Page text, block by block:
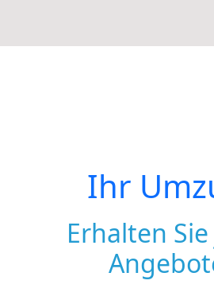
Ihr
Erhalten